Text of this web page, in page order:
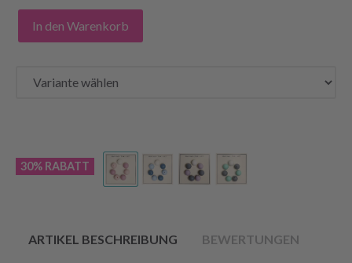
In den Warenkorb
30% RABATT
ARTIKEL BESCHREIBUNG BEWERTUNGEN